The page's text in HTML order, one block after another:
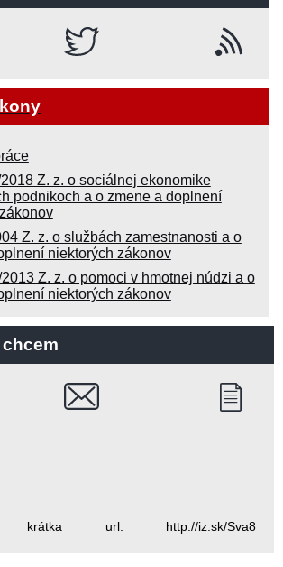
Z. z. o sociálnej ekonomike
podnikoch a o zmene a doplnení
Z. z. o službách zamestnanosti a o
niektorých zákonov
Z. z. o pomoci v hmotnej núdzi a o
niektorých zákonov
url: http://iz.sk/Sva8